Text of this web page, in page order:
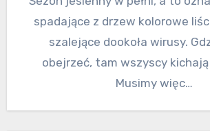
spadające z drzew kolorowe
szalejące dookoła wirusy.
obejrzeć, tam wszyscy
Musimy więc…